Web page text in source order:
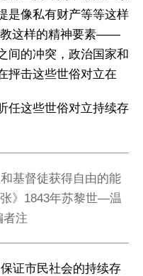
像私有财产等等这样
教这样的精神要素——
间的冲突，政治国家和
抨击这些世俗对立在
任这些世俗对立持续存
基督徒获得自由的能
》1843年苏黎世—温
注
证市民社会的持续存